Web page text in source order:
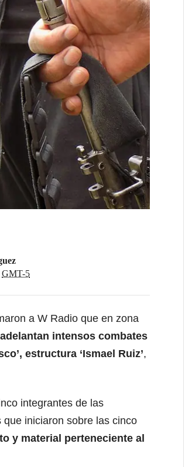
GMT-5
a W Radio que en zona
intensos combates
estructura ‘Ismael Ruiz’,
integrantes de las
iniciaron sobre las cinco
y material perteneciente al